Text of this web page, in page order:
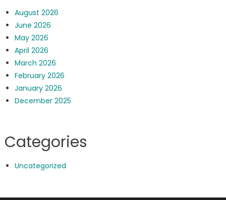
August 2026
June 2026
May 2026
April 2026
March 2026
February 2026
January 2026
December 2025
Categories
Uncategorized